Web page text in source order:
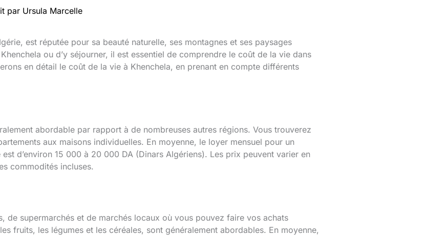
par Ursula Marcelle
est réputée pour sa beauté naturelle, ses montagnes et ses paysages
ou d’y séjourner, il est essentiel de comprendre le coût de la vie dans
en détail le coût de la vie à Khenchela, en prenant en compte différents
abordable par rapport à de nombreuses autres régions. Vous trouverez
aux maisons individuelles. En moyenne, le loyer mensuel pour un
d’environ 15 000 à 20 000 DA (Dinars Algériens). Les prix peuvent varier en
commodités incluses.
de supermarchés et de marchés locaux où vous pouvez faire vos achats
fruits, les légumes et les céréales, sont généralement abordables. En moyenne,